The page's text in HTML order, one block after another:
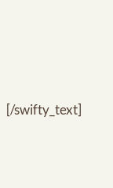
[/swifty_text]